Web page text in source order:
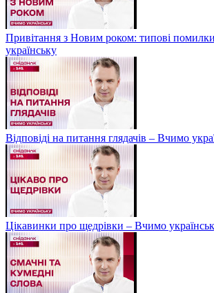
Привітання з Новим роком: типові
українську
Відповіді на питання глядачів – Вчимо
Цікавинки про щедрівки – Вчимо